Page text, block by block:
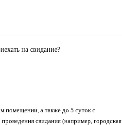
на свидание?
помещении, а также до 5 суток с
свидания (например, городская